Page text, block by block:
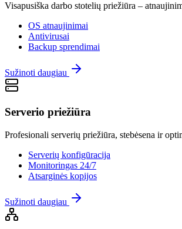
Visapusiška darbo stotelių priežiūra –
OS atnaujinimai
Antivirusai
Backup sprendimai
Sužinoti daugiau
Serverio priežiūra
Profesionali serverių priežiūra, stebėsena ir
Serverių konfigūracija
Monitoringas 24/7
Atsarginės kopijos
Sužinoti daugiau